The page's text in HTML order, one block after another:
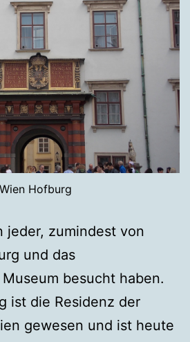
Wien Hofburg
jeder, zumindest von
und das
besucht haben.
ist die Residenz der
gewesen und ist heute